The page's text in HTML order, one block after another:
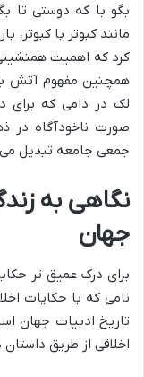
بگو با که دوستی تا
مانند کبوتر با
کرد که اهمیت
همچنین مفهوم آتش
لک در دامی که برای
صورت ناخودآگاه
جمعی جامعه تبدیل
نگاهی به
جهان
برای درک عمیق تر
نامی که با حکایات
تاریخ ادبیات جهان
اخلاقی از طریق